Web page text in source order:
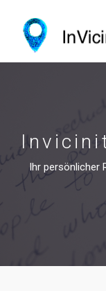
Ihr persönlicher